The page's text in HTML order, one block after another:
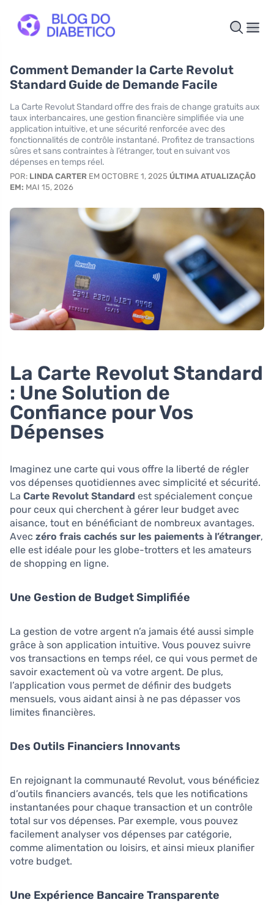
Comment Demander la Carte Revolut
Standard Guide de Demande Facile
La Carte Revolut Standard offre des frais de change gratuits aux
taux interbancaires, une gestion financière simplifiée via une
application intuitive, et une sécurité renforcée avec des
fonctionnalités de contrôle instantané. Profitez de transactions
sûres et sans contraintes à l’étranger, tout en suivant vos
dépenses en temps réel.
POR: LINDA CARTER EM OCTOBRE 1, 2025 ÚLTIMA ATUALIZAÇÃO
EM: MAI 15, 2026
La Carte Revolut Standard
: Une Solution de
Confiance pour Vos
Dépenses
Imaginez une carte qui vous offre la liberté de régler
vos dépenses quotidiennes avec simplicité et sécurité.
La Carte Revolut Standard est spécialement conçue
pour ceux qui cherchent à gérer leur budget avec
aisance, tout en bénéficiant de nombreux avantages.
Avec zéro frais cachés sur les paiements à l’étranger,
elle est idéale pour les globe-trotters et les amateurs
de shopping en ligne.
Une Gestion de Budget Simplifiée
La gestion de votre argent n’a jamais été aussi simple
grâce à son application intuitive. Vous pouvez suivre
vos transactions en temps réel, ce qui vous permet de
savoir exactement où va votre argent. De plus,
l’application vous permet de définir des budgets
mensuels, vous aidant ainsi à ne pas dépasser vos
limites financières.
Des Outils Financiers Innovants
En rejoignant la communauté Revolut, vous bénéficiez
d’outils financiers avancés, tels que les notifications
instantanées pour chaque transaction et un contrôle
total sur vos dépenses. Par exemple, vous pouvez
facilement analyser vos dépenses par catégorie,
comme alimentation ou loisirs, et ainsi mieux planifier
votre budget.
Une Expérience Bancaire Transparente